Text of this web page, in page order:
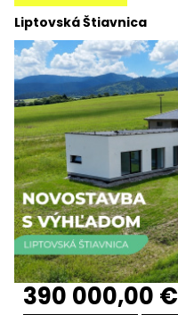
Liptovská Štiavnica
390 000,00 €